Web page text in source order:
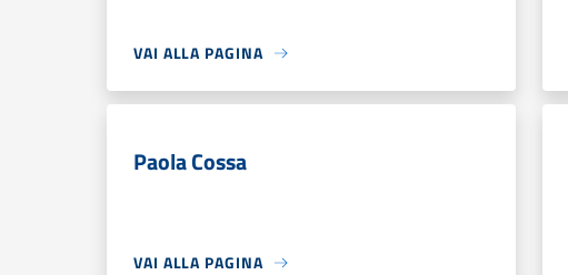
VAI ALLA PAGINA
Paola Cossa
VAI ALLA PAGINA